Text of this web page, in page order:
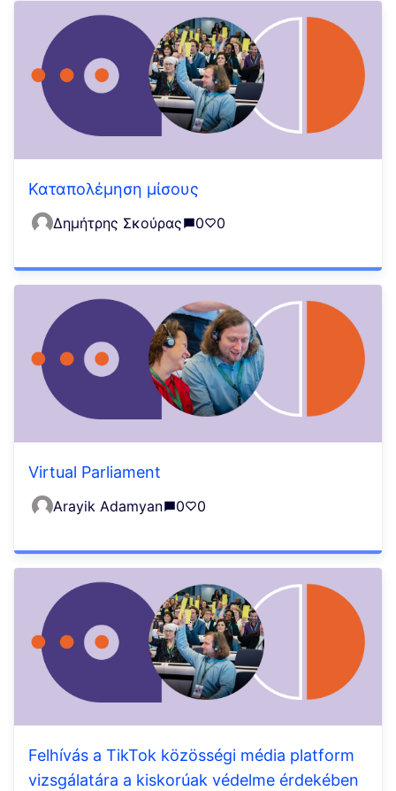
Καταπολέμηση μίσους
Δημήτρης Σκούρας 0 0
Virtual Parliament
Arayik Adamyan 0 0
Felhívás a TikTok közösségi média platform
vizsgálatára a kiskorúak védelme érdekében